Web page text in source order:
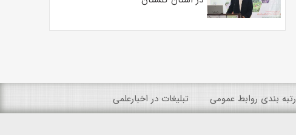
رتبه بندی روابط عمومی تبلیغات در اخبارعلمی